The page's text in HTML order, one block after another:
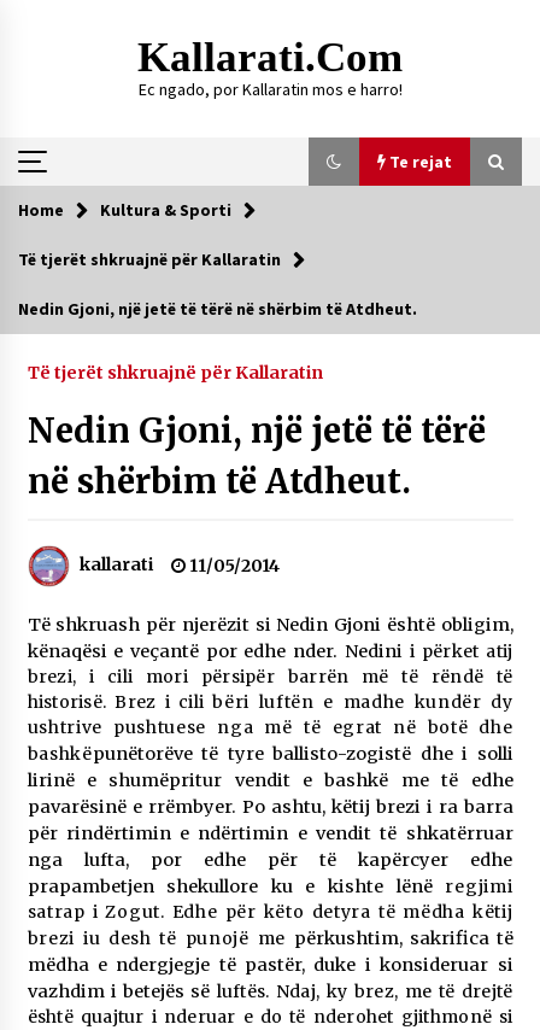
Kallarati.com
Ec ngado, por Kallaratin mos e harro!
Te rejat
Te rejat
SHOQATËS “KALLARATI”
07/07/2026
SI U ARRIT TË REALIZOHEJ PERLA FOLKLORIKE
“JANINËS Ç’I PANË SYTË”
NË KALLARAT, NË “FSHATIN E DJEGUR” U
ZHVILLUA EDICIONI I TRETË I PIKNIKU
26/05/2026
Gazeta Kallarati nr. 117
03/05/2026
Gazeta Kallarati nr. 116
28/01/2026
Mbi kockat e martirëve ngrihet Atdheu
17/10/2025
Gazeta Kallarati nr. 115
14/10/2025
Faksimilet e një 83 vjetori lufte: Çfarë shkruan
Vexhi Buharaja për Heroin e Popullit, Mumin
Selami.
Home Kultura & Sporti
Të tjerët shkruajnë për Kallaratin
Nedin Gjoni, një jetë të tërë në shërbim të Atdheut.
Të tjerët shkruajnë për Kallaratin
Nedin Gjoni, një jetë të tërë
në shërbim të Atdheut.
kallarati 11/05/2014
Të shkruash për njerëzit si Nedin Gjoni është obligim,
kënaqësi e veçantë por edhe nder. Nedini i përket atij
brezi, i cili mori përsipër barrën më të rëndë të
historisë. Brez i cilibëri luftën e madhe kundër dy
ushtrive pushtuese nga më të egrat në botë dhe
bashkëpunëtorëve të tyre ballisto-zogistë dhe i solli
lirinë e shumëpritur vendit e bashkë me të edhe
pavarësinë e rrëmbyer. Po ashtu, këtij brezi i ra barra
për rindërtimin e ndërtimin e vendit të shkatërruar
nga lufta, por edhe për të kapërcyer edhe
prapambetjen shekullore ku e kishte lënë regjimi
satrap i Zogut. Edhe për këto detyra të mëdha këtij
brezi iu desh të punojë me përkushtim, sakrifica të
mëdha e ndergjegje të pastër, duke i konsideruar si
vazhdim i betejës sëluftës. Ndaj, ky brez, me të drejtë
është quajtur i nderuar e do të nderohet gjithmonë si